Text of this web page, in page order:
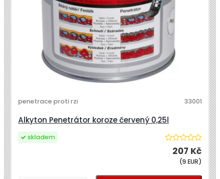
Alkyton Penetrátor koroze červený 0,25l
penetrace proti rzi 33001
207 Kč
(9 EUR)
skladem